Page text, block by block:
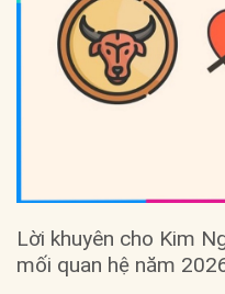
Lời khuyên cho Kim
mối quan hệ năm